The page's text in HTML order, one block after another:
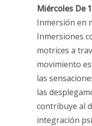
Miércoles De
Inmersión en
Inmersiones
motrices a
movimiento
las
las
contribuye al
integración